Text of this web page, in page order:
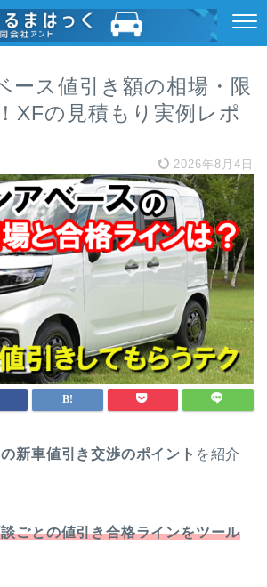
ース値引き額の相場・限
XFの見積もり実例レポ
2026年8月4日
新車値引き交渉のポイント を紹介
ごとの値引き合格ラインをツール